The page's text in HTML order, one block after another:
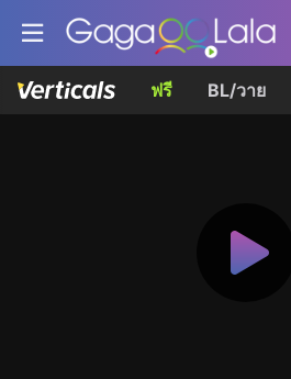
ฟรี BL/วาย